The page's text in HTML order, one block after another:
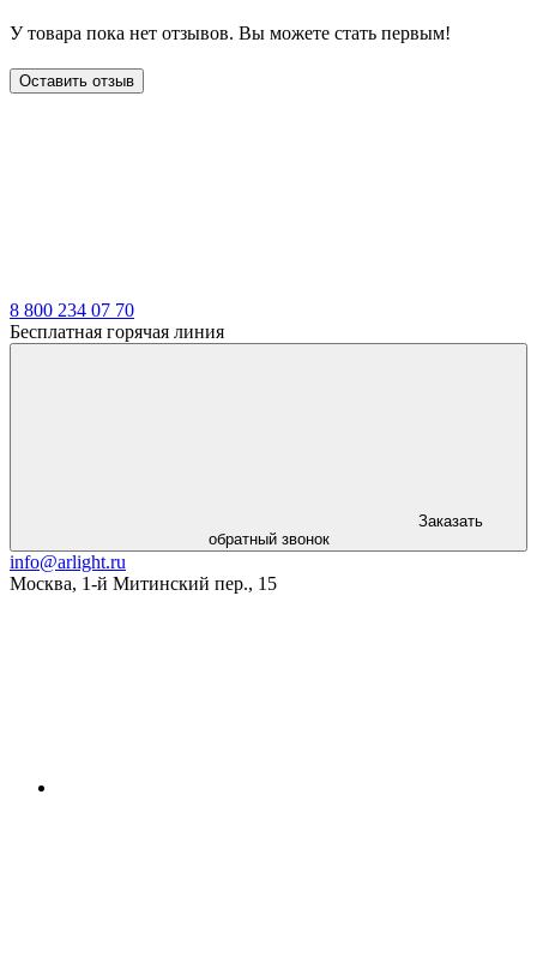
У товара пока нет отзывов. Вы можете стать первым!
Оставить отзыв
8 800 234 07 70
Бесплатная горячая линия
Заказать
обратный звонок
info@arlight.ru
Москва, 1-й Митинский пер., 15